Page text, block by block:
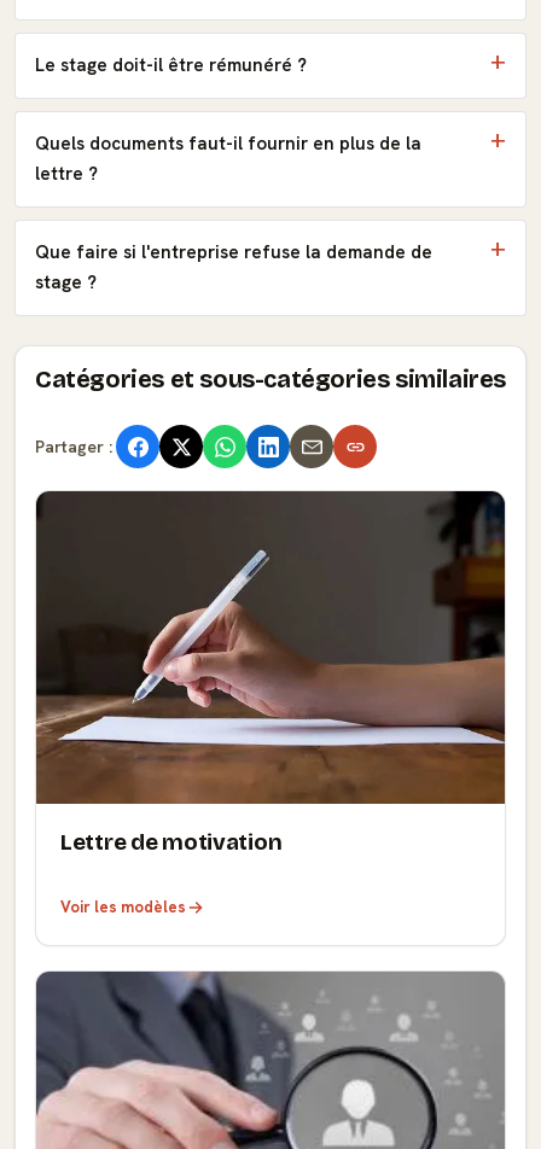
Le stage doit-il être rémunéré ?
Quels documents faut-il fournir en plus de la
lettre ?
Que faire si l'entreprise refuse la demande de
stage ?
Catégories et sous-catégories similaires
Partager :
Lettre de motivation
Voir les modèles